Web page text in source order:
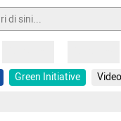
Green Initiative